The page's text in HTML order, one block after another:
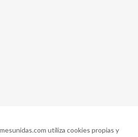
utiliza cookies propias y